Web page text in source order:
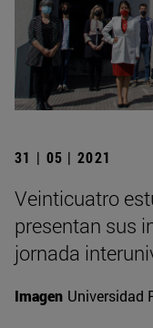
31 | 05 | 2021
Veinticuatro
presentan sus
jornada
Imagen Universidad